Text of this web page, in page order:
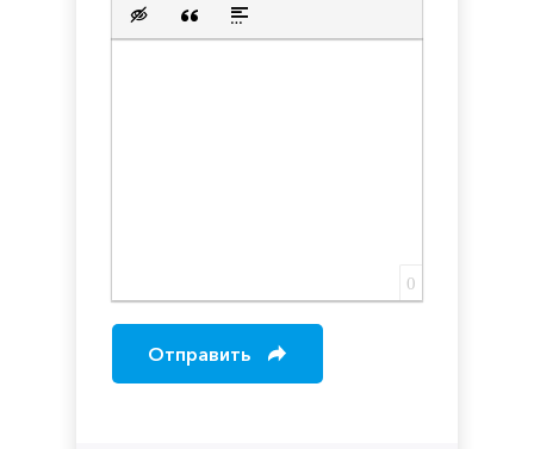
Вставка скрытого текста
Вставка цитаты
Вставка спойлера
0
Отправить